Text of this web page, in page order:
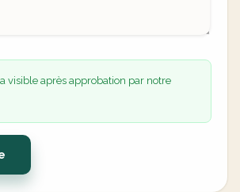
visible après approbation par notre